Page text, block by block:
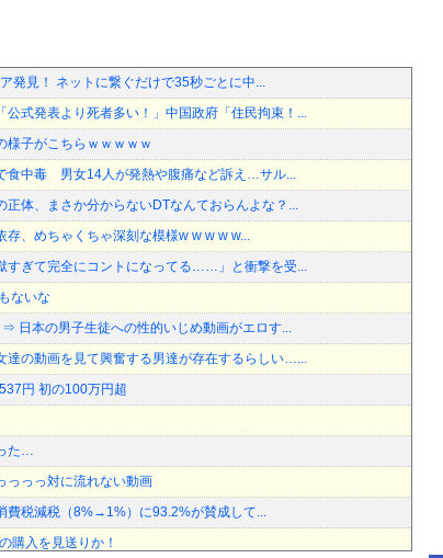
発見！ ネットに繋ぐだけで35秒ごとに中...
式発表より死者多い！」中国政府「住民拘束！...
様子がこちらｗｗｗｗｗ
食中毒 男女14人が発熱や腹痛など訴え…サル...
正体、まさか分からないDTなんておらんよな？...
存、めちゃくちゃ深刻な模様w w w w w...
すぎて完全にコントになってる……」と衝撃を受...
ないな
日本の男子生徒への性的いじめ動画がエロす...
達の動画を見て興奮する男達が存在するらしい…...
円 初の100万円超
た…
っっっ対に流れない動画
費税減税（8%→1%）に93.2%が賛成して...
購入を見送りか！